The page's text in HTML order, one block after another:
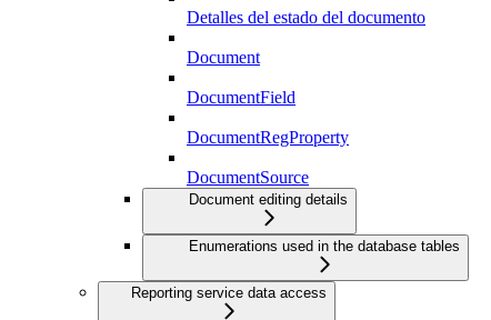
Detalles del estado del documento
Document
DocumentField
DocumentRegProperty
DocumentSource
Document editing details
Enumerations used in the database tables
Reporting service data access